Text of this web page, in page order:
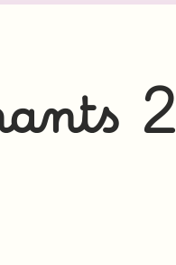
2